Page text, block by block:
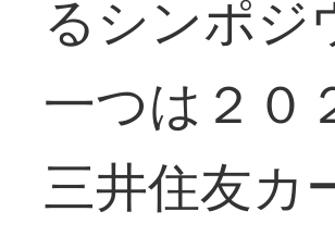
るシンポジ
一つは２０
三井住友カ